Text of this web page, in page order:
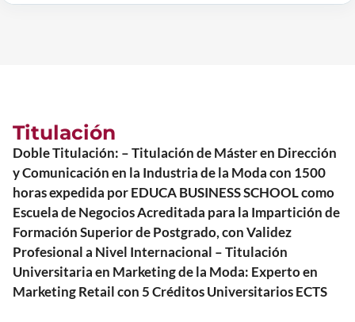
Titulación
Doble Titulación: – Titulación de Máster en Dirección
y Comunicación en la Industria de la Moda con 1500
horas expedida por EDUCA BUSINESS SCHOOL como
Escuela de Negocios Acreditada para la Impartición de
Formación Superior de Postgrado, con Validez
Profesional a Nivel Internacional – Titulación
Universitaria en Marketing de la Moda: Experto en
Marketing Retail con 5 Créditos Universitarios ECTS